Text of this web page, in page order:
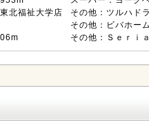
北福祉大学店
その他：ツルハド
その他：ビバホー
その他：Ｓｅｒｉ